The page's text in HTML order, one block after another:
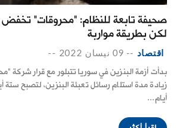
صحيفة تابعة للنظام: "محروقات"
لكن بطريقة مواربة
اقتصاد -- 09 نيسان 2022 --
بدأت أزمة البنزين في سوريا تتبلور مع قرار شركة
زيادة مدة استلام رسائل تعبئة البنزين، لتصبح ستة
أيام...